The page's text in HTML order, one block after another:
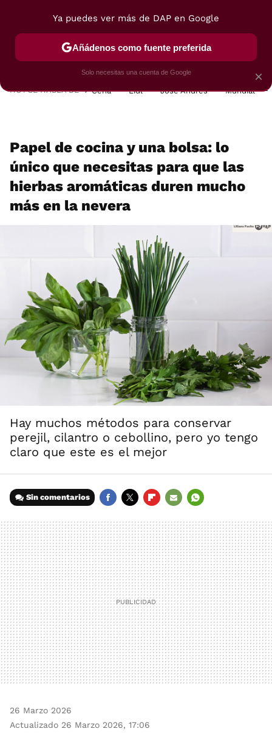
POSTRES VIAJES SELECCIÓN VEGUI
HOY SE HABLA DE Cena Lidl José Andrés Mundial
Papel de cocina y una bolsa: lo
único que necesitas para que las
hierbas aromáticas duren mucho
más en la nevera
Hay muchos métodos para conservar
perejil, cilantro o cebollino, pero yo tengo
claro que este es el mejor
Sin comentarios
MAIL
26 Marzo 2026
Actualizado 26 Marzo 2026, 17:06
×
Ya puedes ver más de DAP en Google
Añádenos como fuente preferida
Solo necesitas una cuenta de Google